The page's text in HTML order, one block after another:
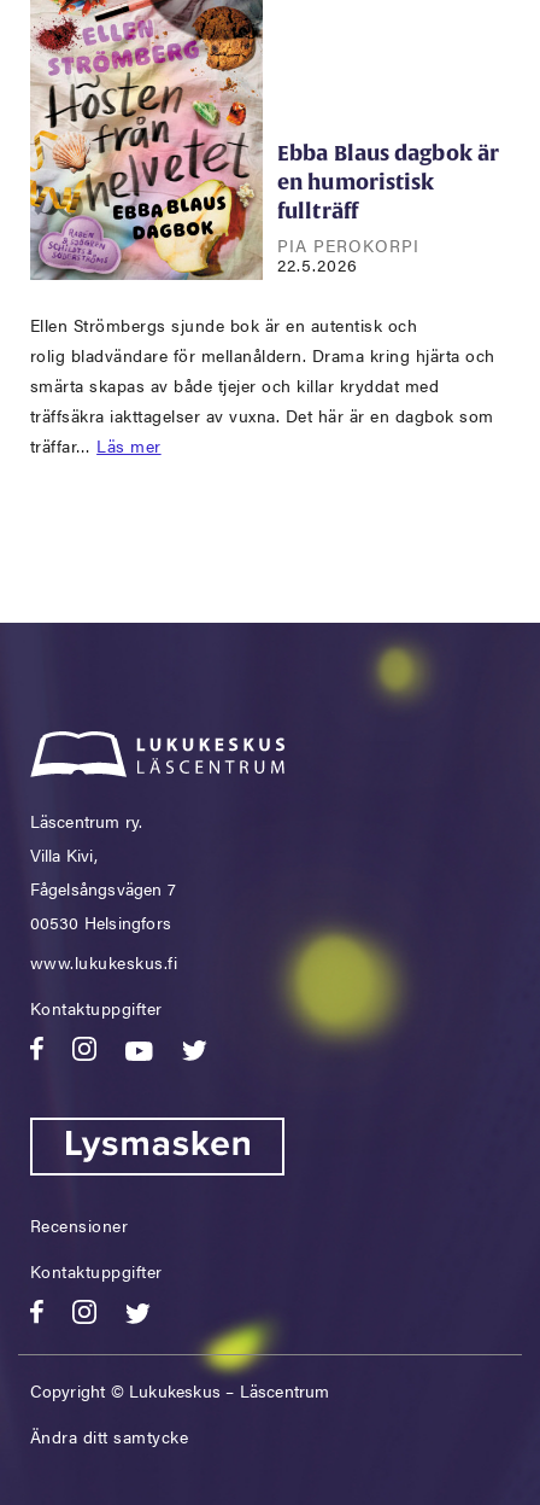
Ebba Blaus dagbok är
en humoristisk
fullträff
PIA PEROKORPI
22.5.2026
Ellen Strömbergs sjunde bok är en autentisk och
rolig bladvändare för mellanåldern. Drama kring hjärta och
smärta skapas av både tjejer och killar kryddat med
träffsäkra iakttagelser av vuxna. Det här är en dagbok som
träffar… Läs mer
Läscentrum ry.
Villa Kivi,
Fågelsångsvägen 7
00530 Helsingfors
www.lukukeskus.fi
Kontaktuppgifter
Recensioner
Kontaktuppgifter
Copyright © Lukukeskus – Läscentrum
Ändra ditt samtycke